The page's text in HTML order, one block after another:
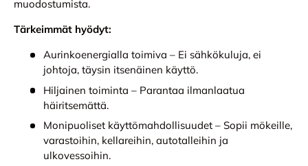
muodostumista.
Tärkeimmät hyödyt:
Aurinkoenergialla toimiva – Ei sähkökuluja, ei
johtoja, täysin itsenäinen käyttö.
Hiljainen toiminta – Parantaa ilmanlaatua
häiritsemättä.
Monipuoliset käyttömahdollisuudet – Sopii mökeille,
varastoihin, kellareihin, autotalleihin ja
ulkovessoihin.